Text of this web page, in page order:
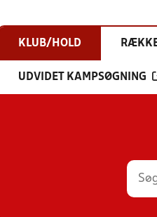
KLUB/HOLD
UDVIDET KAMPSØGNING